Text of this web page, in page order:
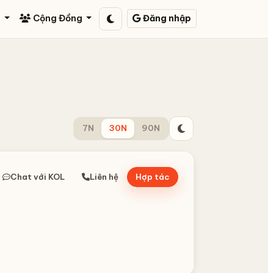
Cộng Đồng Đăng nhập
7N 30N 90N
Chat với KOL Liên hệ Hợp tác